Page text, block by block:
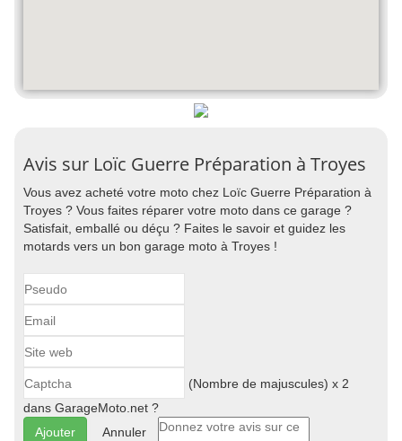
Avis sur Loïc Guerre Préparation à Troyes
Vous avez acheté votre moto chez Loïc Guerre Préparation à
Troyes ? Vous faites réparer votre moto dans ce garage ?
Satisfait, emballé ou déçu ? Faites le savoir et guidez les
motards vers un bon garage moto à Troyes !
(Nombre de majuscules) x 2
dans GarageMoto.net ?
Annuler